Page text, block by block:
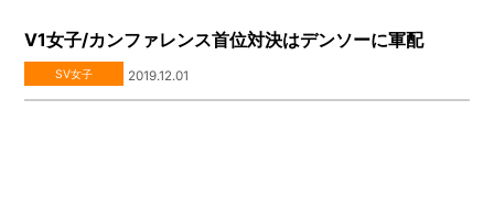
V1女子/カンファレンス首位対決はデンソーに軍配
SV女子 2019.12.01